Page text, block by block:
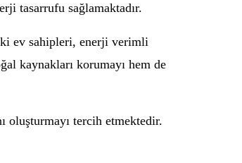
tasarrufu sağlamaktadır.
ev sahipleri, enerji verimli
kaynakları korumayı hem de
oluşturmayı tercih etmektedir.